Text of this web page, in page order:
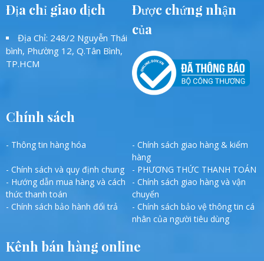
Địa chỉ giao dịch
Địa Chỉ: 248/2 Nguyễn Thái
bình, Phường 12, Q.Tân Bình,
TP.HCM
Được chứng nhận
của
Chính sách
- Thông tin hàng hóa
- Chính sách giao hàng & kiểm
hàng
- Chính sách và quy định chung
- PHƯƠNG THỨC THANH TOÁN
- Hướng dẫn mua hàng và cách
thức thanh toán
- Chính sách giao hàng và vận
chuyển
- Chính sách bảo hành đổi trả
- Chính sách bảo vệ thông tin cá
nhân của người tiêu dùng
Kênh bán hàng online